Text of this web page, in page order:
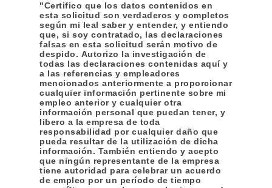
"Certifico que los datos contenidos en
esta solicitud son verdaderos y completos
según mi leal saber y entender, y entiendo
que, si soy contratado, las declaraciones
falsas en esta solicitud serán motivo de
despido. Autorizo la investigación de
todas las declaraciones contenidas aquí y
a las referencias y empleadores
mencionados anteriormente a proporcionar
cualquier información pertinente sobre mi
empleo anterior y cualquier otra
información personal que puedan tener, y
libero a la empresa de toda
responsabilidad por cualquier daño que
pueda resultar de la utilización de dicha
información. También entiendo y acepto
que ningún representante de la empresa
tiene autoridad para celebrar un acuerdo
de empleo por un período de tiempo